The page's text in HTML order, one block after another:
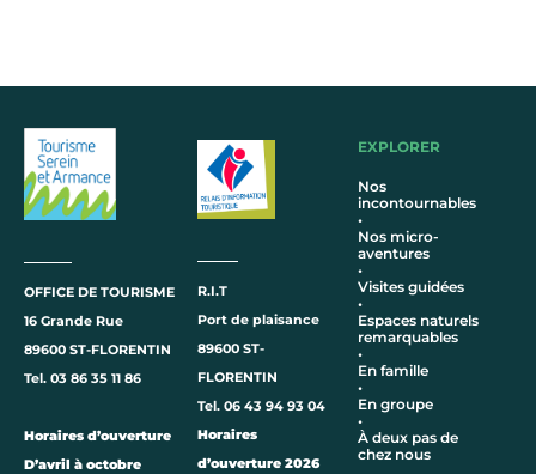
OFFICE DE TOURISME
16 Grande Rue
89600 ST-FLORENTIN
Tel. 03 86 35 11 86
Horaires d’ouverture
D’avril à octobre
R.I.T
Port de plaisance
89600 ST-
FLORENTIN
Tel. 06 43 94 93 04
Horaires
d’ouverture 2026
EXPLORER
Nos
incontournables
•
Nos micro-
aventures
•
Visites guidées
•
Espaces naturels
remarquables
•
En famille
•
En groupe
•
À deux pas de
chez nous